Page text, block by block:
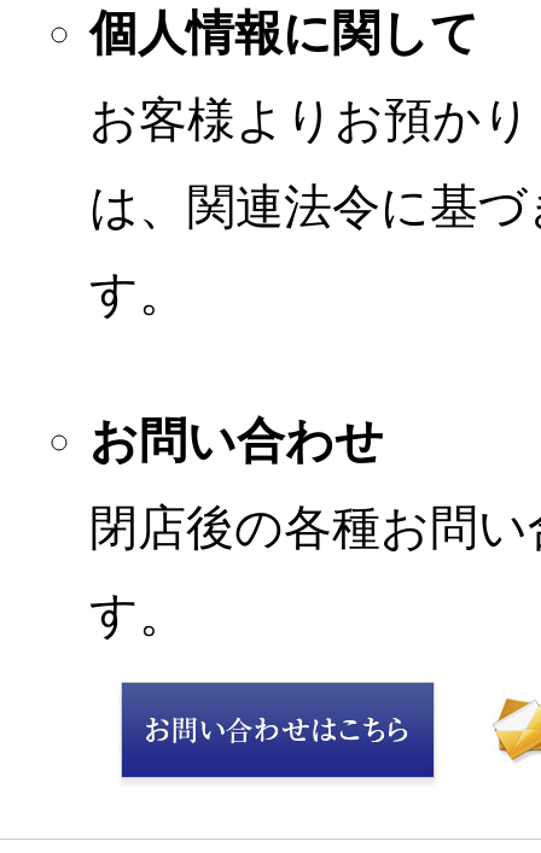
個人情報に関して
お客様よりお預か
は、関連法令に基
す。
お問い合わせ
閉店後の各種お問
す。